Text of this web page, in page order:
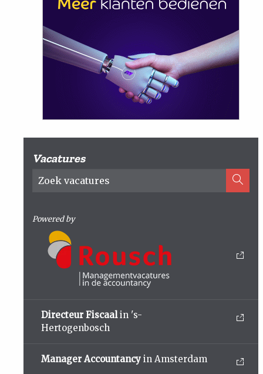
Vacatures
Powered by
Directeur Fiscaalin 's-
Hertogenbosch
Manager Accountancy in Amsterdam